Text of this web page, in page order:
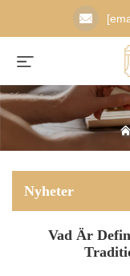
Nyheter
Vad Är